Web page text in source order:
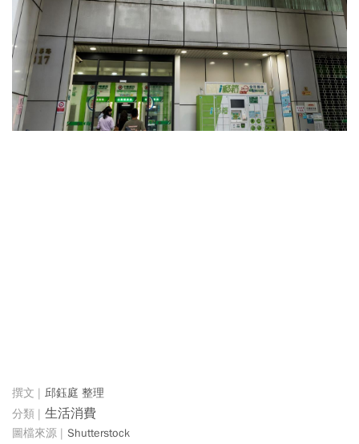
邱鈺庭 整理
生活消費
Shutterstock